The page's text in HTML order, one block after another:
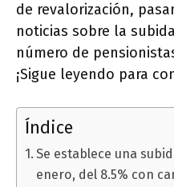
de revalorización,
noticias sobre la
número de
¡Sigue leyendo para
Índice
Se establece una
enero, del 8.5% con